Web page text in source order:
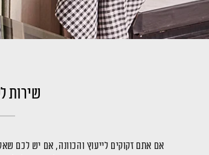
שירות
אם אתם זקוקים לייעוץ והכוונה, אם יש לכם